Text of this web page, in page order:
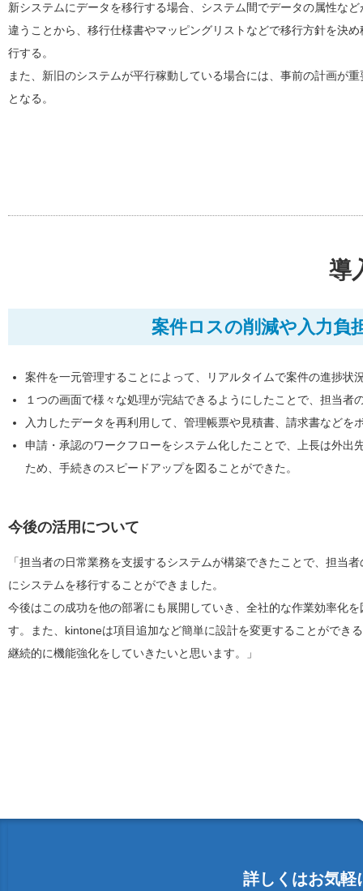
新システムにデータを移行する場合、システム間でデータの属性など
違うことから、移行仕様書やマッピングリストなどで移行方針を決め
行する。
また、新旧のシステムが平行稼動している場合には、事前の計画が重
となる。
導
案件ロスの削減や入力負
案件を一元管理することによって、リアルタイムで案件の進捗
１つの画面で様々な処理が完結できるようにしたことで、担当者
入力したデータを再利用して、管理帳票や見積書、請求書など
申請・承認のワークフローをシステム化したことで、上長は外
ため、手続きのスピードアップを図ることができた。
今後の活用について
「担当者の日常業務を支援するシステムが構築できたことで、担当
にシステムを移行することができました。
今後はこの成功を他の部署にも展開していき、全社的な作業効率化
す。また、kintoneは項目追加など簡単に設計を変更することができ
継続的に機能強化をしていきたいと思います。」
詳しくはお気軽